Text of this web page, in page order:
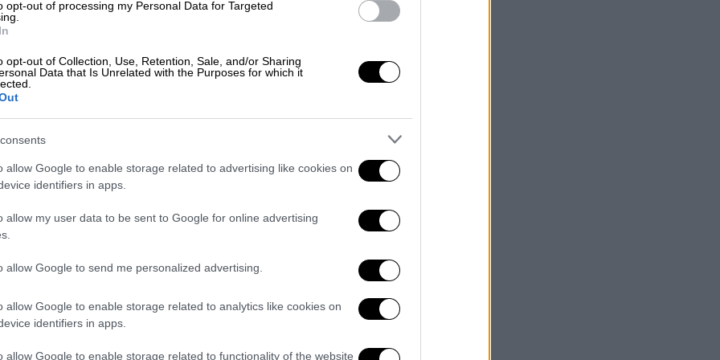
opt-out of processing my Personal Data for Targeted
opt-out of Collection, Use, Retention, Sale, and/or Sharing
Data that Is Unrelated with the Purposes for which it
allow Google to enable storage related to advertising like cookies on
identifiers in apps.
allow my user data to be sent to Google for online advertising
allow Google to send me personalized advertising.
allow Google to enable storage related to analytics like cookies on
identifiers in apps.
allow Google to enable storage related to functionality of the website
Υποβλήθηκε σε χειρουργική
δύο παιδιά
ανακριβείς φήμες και
τύπου, με αυτή τη διακριτική αλλά
την ανάγκη να διαφυλάξουν την
ηρεμία των παιδιών τους.
που μετατρέπουν ένα αθώο παιχνίδι
2007, η σχέση τους επιβεβαιώθηκε
σε καθοριστικές φάσεις της καριέρας